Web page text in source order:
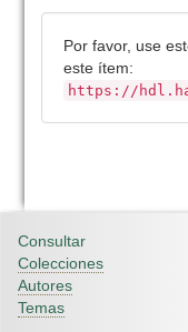
Por favor, use
este ítem:
https://
Consultar
Colecciones
Autores
Temas